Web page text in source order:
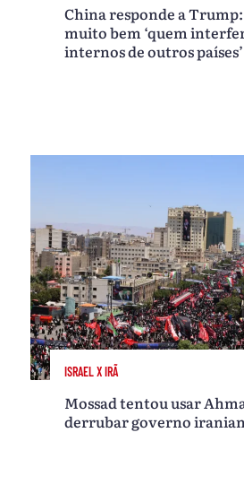
China responde a
muito bem ‘quem
internos de outros países’
ISRAEL X IRÃ
Mossad tentou usar
derrubar governo